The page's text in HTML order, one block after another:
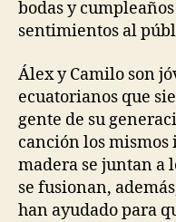
bodas y
sentimientos al
Álex y Camilo son
ecuatorianos que
gente de su
canción los
madera se juntan a
se fusionan,
han ayudado para